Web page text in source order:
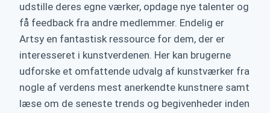
udstille deres egne værker, opdage nye talenter og
få feedback fra andre medlemmer. Endelig er
Artsy en fantastisk ressource for dem, der er
interesseret i kunstverdenen. Her kan brugerne
udforske et omfattende udvalg af kunstværker fra
nogle af verdens mest anerkendte kunstnere samt
læse om de seneste trends og begivenheder inden